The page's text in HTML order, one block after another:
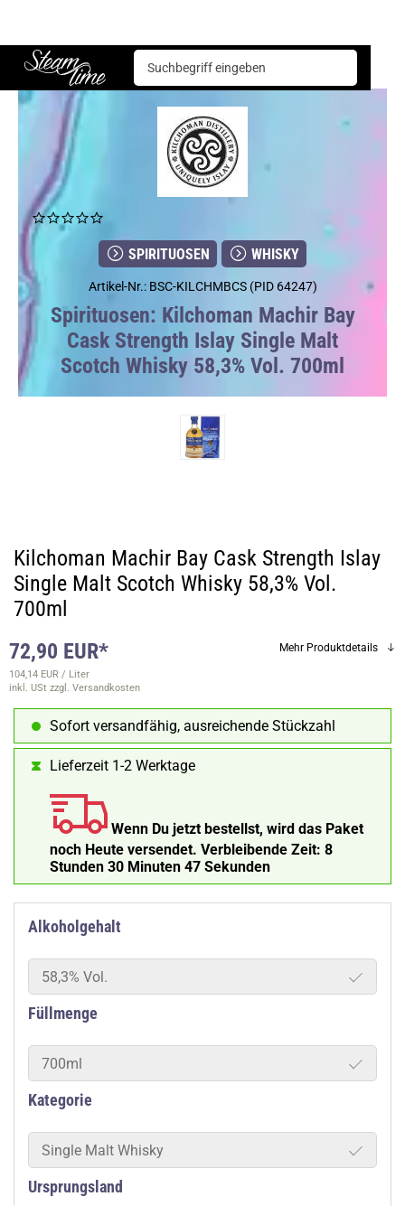
Steam time
Spirituosen Whisky Kilchoman Machir Bay Cask Strength Islay Single Malt Scotch Whisky 58,3% Vol. 700ml
SPIRITUOSEN WHISKY
Artikel-Nr.: BSC-KILCHMBCS (PID 64247)
Spirituosen: Kilchoman Machir Bay
Cask Strength Islay Single Malt
Scotch Whisky 58,3% Vol. 700ml
Kilchoman Machir Bay Cask Strength Islay
Single Malt Scotch Whisky 58,3% Vol.
700ml
72,90 EUR*
104,14 EUR / Liter
inkl. USt zzgl. Versandkosten
Mehr Produktdetails
Sofort versandfähig, ausreichende Stückzahl
Lieferzeit 1-2 Werktage
Wenn Du jetzt bestellst, wird das Paket
noch Heute versendet. Verbleibende Zeit: 8
Stunden 30 Minuten 46 Sekunden
Alkoholgehalt
58,3% Vol.
Füllmenge
700ml
Kategorie
Single Malt Whisky
Ursprungsland